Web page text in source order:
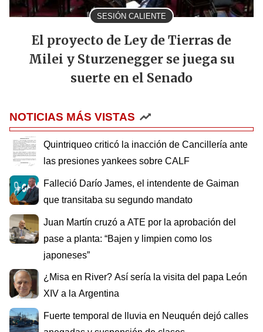
SESIÓN CALIENTE
El proyecto de Ley de Tierras de
Milei y Sturzenegger se juega su
suerte en el Senado
NOTICIAS MÁS VISTAS
Quintriqueo criticó la inacción de Cancillería ante
las presiones yankees sobre CALF
Falleció Darío James, el intendente de Gaiman
que transitaba su segundo mandato
Juan Martín cruzó a ATE por la aprobación del
pase a planta: “Bajen y limpien como los
japoneses”
¿Misa en River? Así sería la visita del papa León
XIV a la Argentina
Fuerte temporal de lluvia en Neuquén dejó calles